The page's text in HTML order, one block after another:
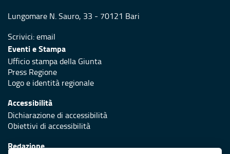
Lungomare N. Sauro, 33 - 70121 Bari
Scrivici:email
Eventi e Stampa
Ufficio stampa della Giunta
Press Regione
Logo e identità regionale
Accessibilità
Dichiarazione di accessibilità
Obiettivi di accessibilità
Redazione